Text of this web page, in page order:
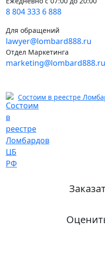
8 804 333 6 888
Для обращений
lawyer@lombard888.ru
Отдел Маркетинга
marketing@lombard888.ru
Состоим в реестре